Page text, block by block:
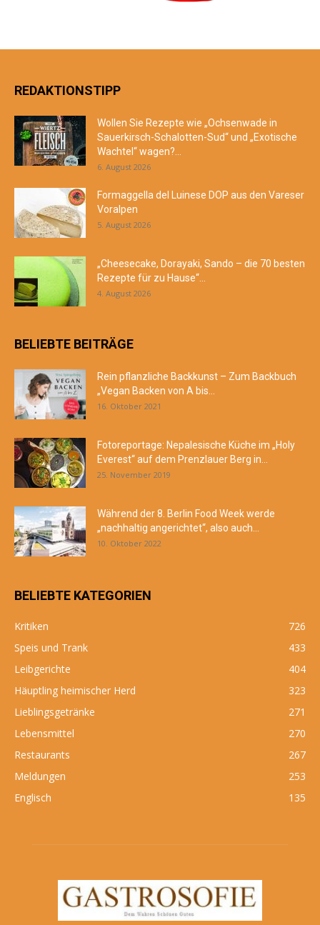
REDAKTIONSTIPP
Wollen Sie Rezepte wie „Ochsenwade in
Sauerkirsch-Schalotten-Sud“ und „Exotische
Wachtel“ wagen?...
6. August 2026
Formaggella del Luinese DOP aus den Vareser
Voralpen
5. August 2026
„Cheesecake, Dorayaki, Sando – die 70 besten
Rezepte für zu Hause“...
4. August 2026
BELIEBTE BEITRÄGE
Rein pflanzliche Backkunst – Zum Backbuch
„Vegan Backen von A bis...
16. Oktober 2021
Fotoreportage: Nepalesische Küche im „Holy
Everest“ auf dem Prenzlauer Berg in...
25. November 2019
Während der 8. Berlin Food Week werde
„nachhaltig angerichtet“, also auch...
10. Oktober 2022
BELIEBTE KATEGORIEN
Kritiken
726
Speis und Trank
433
Leibgerichte
404
Häuptling heimischer Herd
323
Lieblingsgetränke
271
Lebensmittel
270
Restaurants
267
Meldungen
253
Englisch
135